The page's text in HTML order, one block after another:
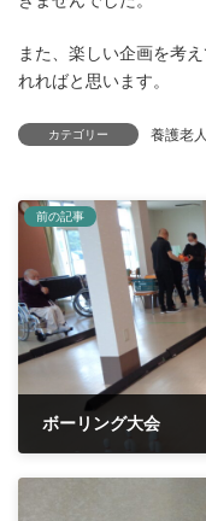
また、楽しい企画を考
れればと思います。
カテゴリー 養護老
前の記事
ボーリング大会